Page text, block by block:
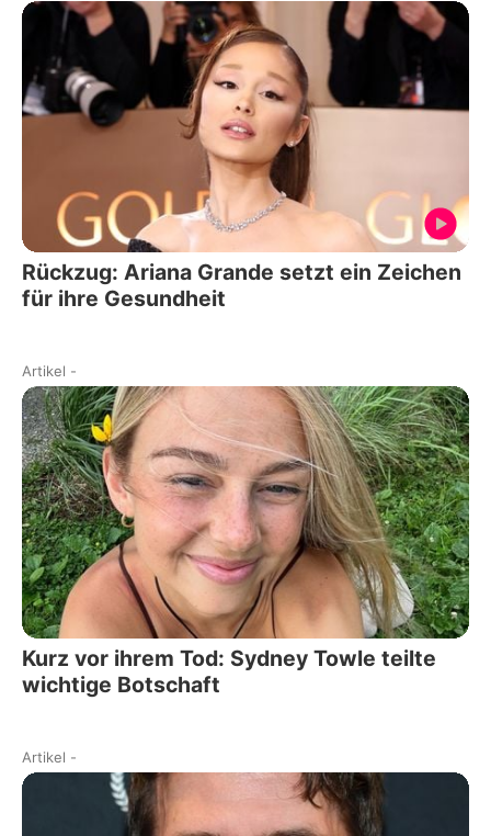
Rückzug: Ariana Grande setzt ein Zeichen
für ihre Gesundheit
Artikel -
Kurz vor ihrem Tod: Sydney Towle teilte
wichtige Botschaft
Artikel -